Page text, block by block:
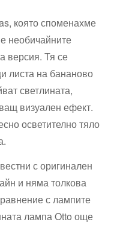
която споменахме
необичайните
версия. Тя се
листа на бананово
светлината,
визуален ефект.
осветително тяло
с оригинален
и няма толкова
с лампите
лампа Otto още